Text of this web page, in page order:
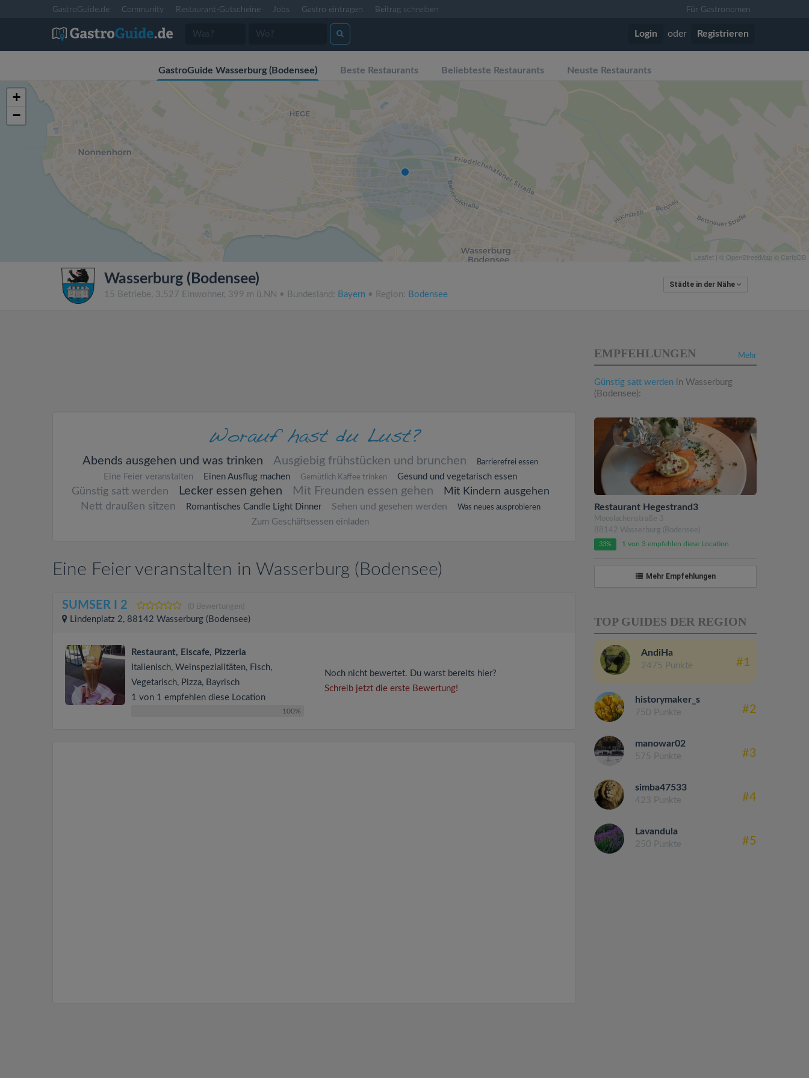
GastroGuide.de Community Restaurant-Gutscheine Jobs Gastro eintragen Beitrag schreiben Für Gastronomen
Login oder Registrieren
GastroGuide Wasserburg (Bodensee) Beste Restaurants Beliebteste Restaurants Neuste Restaurants
+
−
Leaflet | © OpenStreetMap © CartoDB
Wasserburg (Bodensee)
15 Betriebe, 3.527 Einwohner, 399 m ü.NN • Bundesland: Bayern • Region: Bodensee
Städte in der Nähe
Abends ausgehen und was trinken Ausgiebig frühstücken und brunchen Barrierefrei essen
Eine Feier veranstalten Einen Ausflug machen Gemütlich Kaffee trinken Gesund und vegetarisch essen
Günstig satt werden Lecker essen gehen Mit Freunden essen gehen
Mit Kindern ausgehen
Nett draußen sitzen
Romantisches Candle Light Dinner Sehen und gesehen werden Was neues ausprobieren
Zum Geschäftsessen einladen
Eine Feier veranstalten in Wasserburg (Bodensee)
SUMSER I 2 (0 Bewertungen)
Lindenplatz 2, 88142 Wasserburg (Bodensee)
Restaurant, Eiscafe, Pizzeria
Italienisch, Weinspezialitäten, Fisch,
Vegetarisch, Pizza, Bayrisch
1 von 1 empfehlen diese Location
100%
Noch nicht bewertet. Du warst bereits hier?
Schreib jetzt die erste Bewertung!
Mehr
EMPFEHLUNGEN
Günstig satt werden in Wasserburg
(Bodensee):
Restaurant Hegestrand3
Mooslachenstraße 3
88142 Wasserburg (Bodensee)
33% 1 von 3 empfehlen diese Location
Mehr Empfehlungen
TOP GUIDES DER REGION
AndiHa
2475 Punkte #1
historymaker_s
750 Punkte #2
manowar02
575 Punkte #3
simba47533
423 Punkte #4
Lavandula
250 Punkte #5